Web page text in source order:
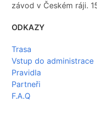
závod v Českém ráji.
ODKAZY
Trasa
Vstup do administrace
Pravidla
Partneři
F.A.Q